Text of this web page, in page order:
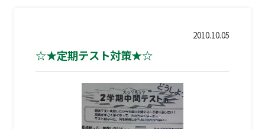
2010.10.05
☆★定期テスト対策★☆